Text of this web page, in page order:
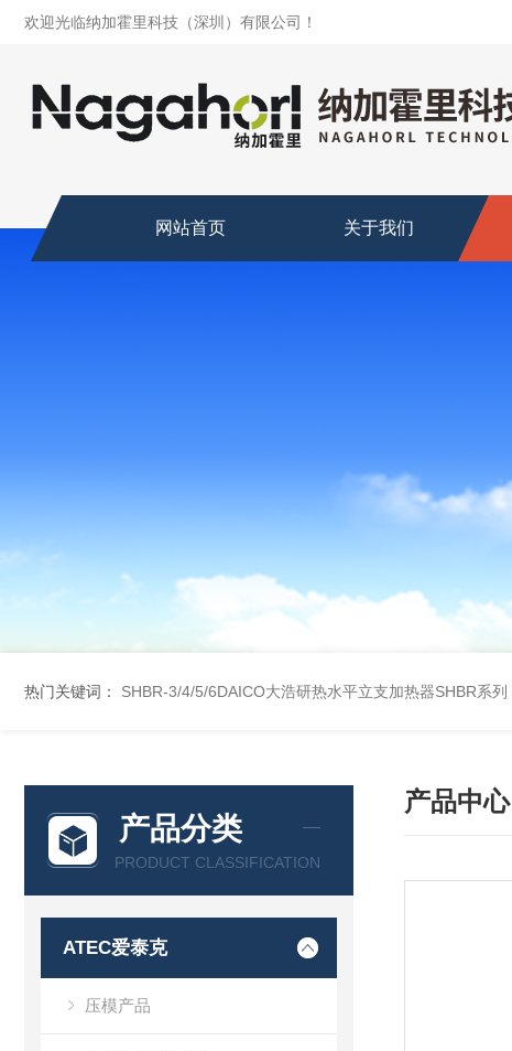
欢迎光临纳加霍里科技（深圳）有限公司！
网站首页 关于我们
热门关键词： SHBR-3/4/5/6DAICO大浩研热水平立支加热器SHBR系列
产品分类
PRODUCT CLASSIFICATION
ATEC爱泰克
压模产品
产品中心